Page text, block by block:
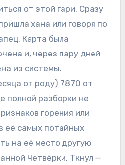
от этой гари. Сразу
хана или говоря по
Карта была
и, через пару дней
из системы.
от роду) 7870 от
полной разборки не
горения или
её самых потайных
на её место другую
Четвёрки. Ткнул —